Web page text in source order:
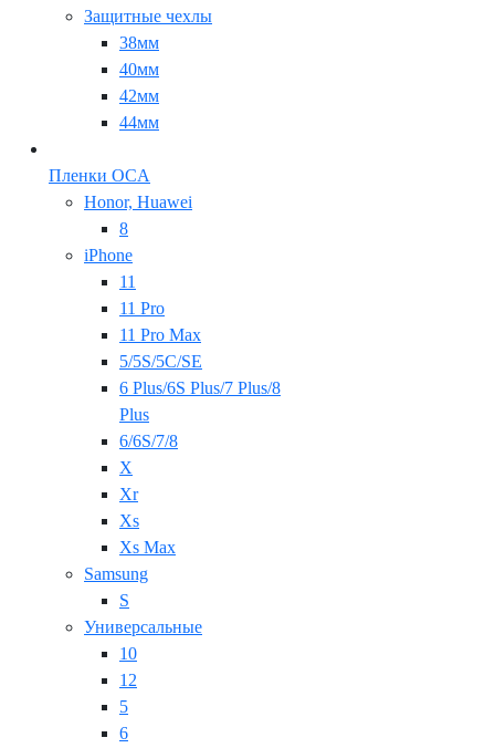
Защитные чехлы
38мм
40мм
42мм
44мм
Пленки OCA
Honor, Huawei
8
iPhone
11
11 Pro
11 Pro Max
5/5S/5C/SE
6 Plus/6S Plus/7 Plus/8
Plus
6/6S/7/8
X
Xr
Xs
Xs Max
Samsung
S
Универсальные
10
12
5
6